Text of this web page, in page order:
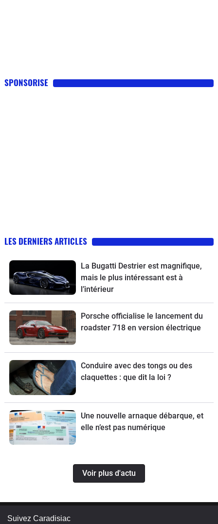
SPONSORISE
LES DERNIERS ARTICLES
La Bugatti Destrier est magnifique,
mais le plus intéressant est à
l’intérieur
Porsche officialise le lancement du
roadster 718 en version électrique
Conduire avec des tongs ou des
claquettes : que dit la loi ?
Une nouvelle arnaque débarque, et
elle n’est pas numérique
Voir plus d'actu
Suivez Caradisiac